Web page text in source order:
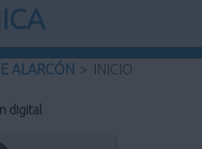
ALARCÓN > INICIO
digital